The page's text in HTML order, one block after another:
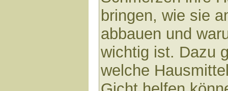
bringen, wie sie
abbauen und
wichtig ist. Dazu
welche